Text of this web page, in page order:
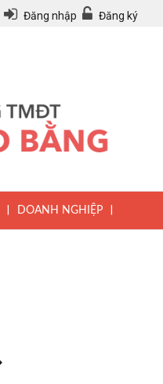
Đăng nhập Đăng ký
DOANH NGHIỆP